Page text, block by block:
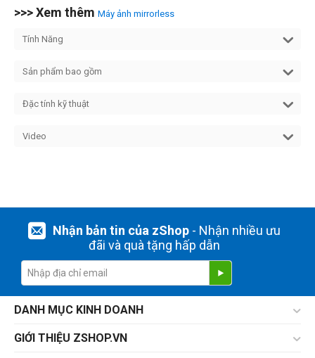
>>> Xem thêm Máy ảnh mirrorless
Tính Năng
Sản phẩm bao gồm
Đặc tính kỹ thuật
Video
Nhận bản tin của zShop- Nhận nhiều ưu
đãi và quà tặng hấp dẫn
DANH MỤC KINH DOANH
GIỚI THIỆU ZSHOP.VN